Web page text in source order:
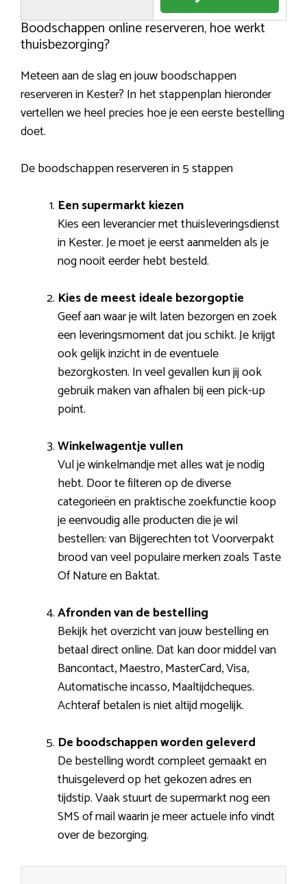
Boodschappen online reserveren, hoe werkt
thuisbezorging?
Meteen aan de slag en jouw boodschappen
reserveren in Kester? In het stappenplan hieronder
vertellen we heel precies hoe je een eerste bestelling
doet.
De boodschappen reserveren in 5 stappen
Een supermarkt kiezen
Kies een leverancier met thuisleveringsdienst
in Kester. Je moet je eerst aanmelden als je
nog nooit eerder hebt besteld.
Kies de meest ideale bezorgoptie
Geef aan waar je wilt laten bezorgen en zoek
een leveringsmoment dat jou schikt. Je krijgt
ook gelijk inzicht in de eventuele
bezorgkosten. In veel gevallen kun jij ook
gebruik maken van afhalen bij een pick-up
point.
Winkelwagentje vullen
Vul je winkelmandje met alles wat je nodig
hebt. Door te filteren op de diverse
categorieën en praktische zoekfunctie koop
je eenvoudig alle producten die je wil
bestellen: van Bijgerechten tot Voorverpakt
brood van veel populaire merken zoals Taste
Of Nature en Baktat.
Afronden van de bestelling
Bekijk het overzicht van jouw bestelling en
betaal direct online. Dat kan door middel van
Bancontact, Maestro, MasterCard, Visa,
Automatische incasso, Maaltijdcheques.
Achteraf betalen is niet altijd mogelijk.
De boodschappen worden geleverd
De bestelling wordt compleet gemaakt en
thuisgeleverd op het gekozen adres en
tijdstip. Vaak stuurt de supermarkt nog een
SMS of mail waarin je meer actuele info vindt
over de bezorging.